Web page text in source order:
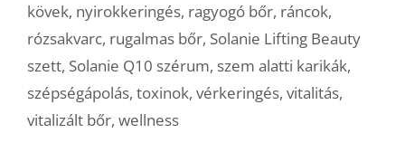
kövek, nyirokkeringés, ragyogó bőr, ráncok,
rózsakvarc, rugalmas bőr, Solanie Lifting Beauty
szett, Solanie Q10 szérum, szem alatti karikák,
szépségápolás, toxinok, vérkeringés, vitalitás,
vitalizált bőr, wellness